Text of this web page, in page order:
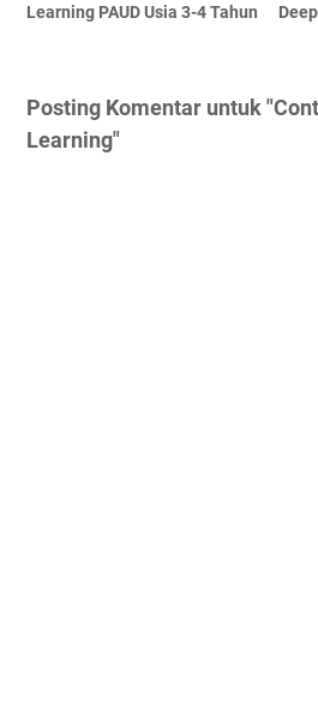
Learning PAUD Usia 3-4 Tahun
Posting Komentar untuk
Learning"